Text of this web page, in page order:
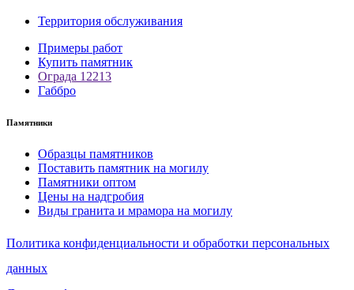
Территория обслуживания
Примеры работ
Купить памятник
Ограда 12213
Габбро
Памятники
Образцы памятников
Поставить памятник на могилу
Памятники оптом
Цены на надгробия
Виды гранита и мрамора на могилу
Политика конфиденциальности и обработки персональных
данных